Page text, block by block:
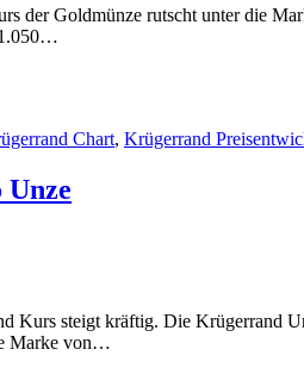
der Goldmünze rutscht unter die
Chart, Krügerrand
Kurs steigt kräftig. Die Krügerrand
Marke von…